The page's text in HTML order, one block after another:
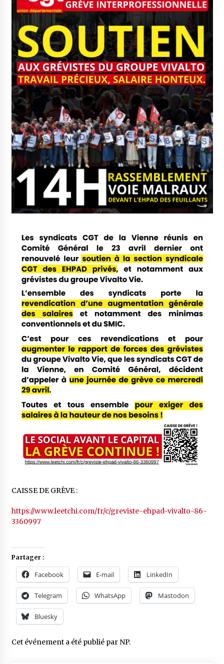
CAISSE DE GRÈVE :
https://www.leetchi.com/fr/c/greviste-ehpad-vivalto-86-
3360997
Partager :
Facebook E-mail LinkedIn
Telegram WhatsApp Mastodon
Bluesky
Cet événement a été publié par NP.